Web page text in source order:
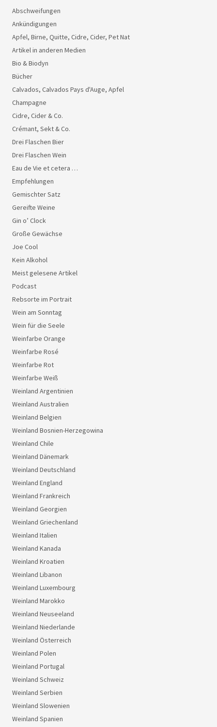
Abschweifungen
Ankündigungen
Apfel, Birne, Quitte, Cidre, Cider, Pet Nat
Artikel in anderen Medien
Bio & Biodyn
Bücher
Calvados, Calvados Pays d'Auge, Apfel
Champagne
Cidre, Cider & Co.
Crémant, Sekt & Co.
Drei Flaschen Bier
Drei Flaschen Wein
Eau de Vie et cetera …
Empfehlungen
Gemischter Satz
Gereifte Weine
Gin o’ Clock
Große Gewächse
Joe Cool
Kein Alkohol
Meist gelesene Artikel
Podcast
Rebsorte im Portrait
Wein am Sonntag
Wein für die Seele
Weinfarbe Orange
Weinfarbe Rosé
Weinfarbe Rot
Weinfarbe Weiß
Weinland Argentinien
Weinland Australien
Weinland Belgien
Weinland Bosnien-Herzegowina
Weinland Chile
Weinland Dänemark
Weinland Deutschland
Weinland England
Weinland Frankreich
Weinland Georgien
Weinland Griechenland
Weinland Italien
Weinland Kanada
Weinland Kroatien
Weinland Libanon
Weinland Luxembourg
Weinland Marokko
Weinland Neuseeland
Weinland Niederlande
Weinland Österreich
Weinland Polen
Weinland Portugal
Weinland Schweiz
Weinland Serbien
Weinland Slowenien
Weinland Spanien